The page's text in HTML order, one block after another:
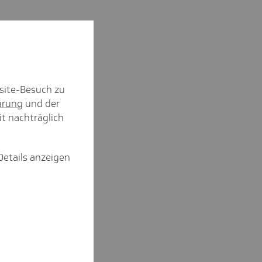
Besuch zu
und der
nachträglich
anzeigen